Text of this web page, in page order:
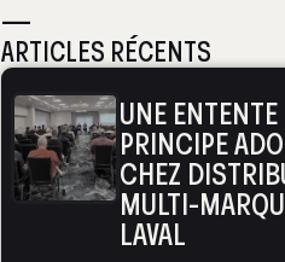
—
ARTICLES RÉCENTS
UNE
PRINCIPE
CHEZ
MULTI-
LAVAL